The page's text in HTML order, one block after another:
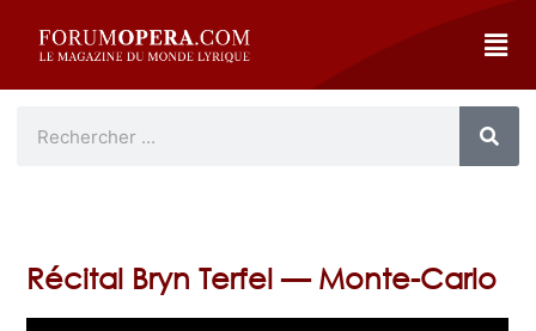
Récital Bryn Terfel — Monte-Carlo